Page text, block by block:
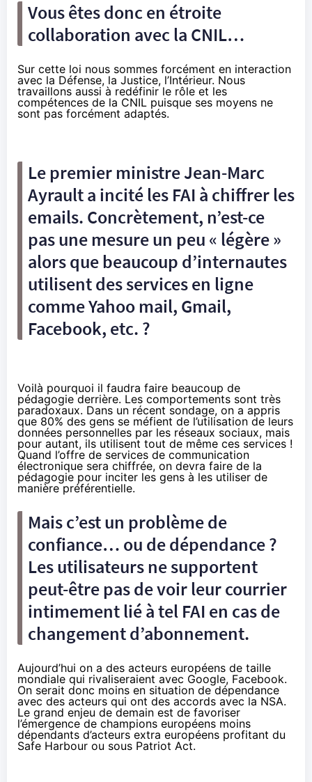
Vous êtes donc en étroite
collaboration avec la CNIL…
Sur cette loi nous sommes forcément en interaction
avec la Défense, la Justice, l’Intérieur. Nous
travaillons aussi à redéfinir le rôle et les
compétences de la CNIL puisque ses moyens ne
sont pas forcément adaptés.
Le premier ministre Jean-Marc
Ayrault a incité les FAI à chiffrer les
emails. Concrètement, n’est-ce
pas une mesure un peu « légère »
alors que beaucoup d’internautes
utilisent des services en ligne
comme Yahoo mail, Gmail,
Facebook, etc. ?
Voilà pourquoi il faudra faire beaucoup de
pédagogie derrière. Les comportements sont très
paradoxaux. Dans un récent sondage, on a appris
que 80% des gens se méfient de l’utilisation de leurs
données personnelles par les réseaux sociaux, mais
pour autant, ils utilisent tout de même ces services !
Quand l’offre de services de communication
électronique sera chiffrée, on devra faire de la
pédagogie pour inciter les gens à les utiliser de
manière préférentielle.
Mais c’est un problème de
confiance… ou de dépendance ?
Les utilisateurs ne supportent
peut-être pas de voir leur courrier
intimement lié à tel FAI en cas de
changement d’abonnement.
Aujourd’hui on a des acteurs européens de taille
mondiale qui rivaliseraient avec Google, Facebook.
On serait donc moins en situation de dépendance
avec des acteurs qui ont des accords avec la NSA.
Le grand enjeu de demain est de favoriser
l’émergence de champions européens moins
dépendants d’acteurs extra européens profitant du
Safe Harbour ou sous Patriot Act.